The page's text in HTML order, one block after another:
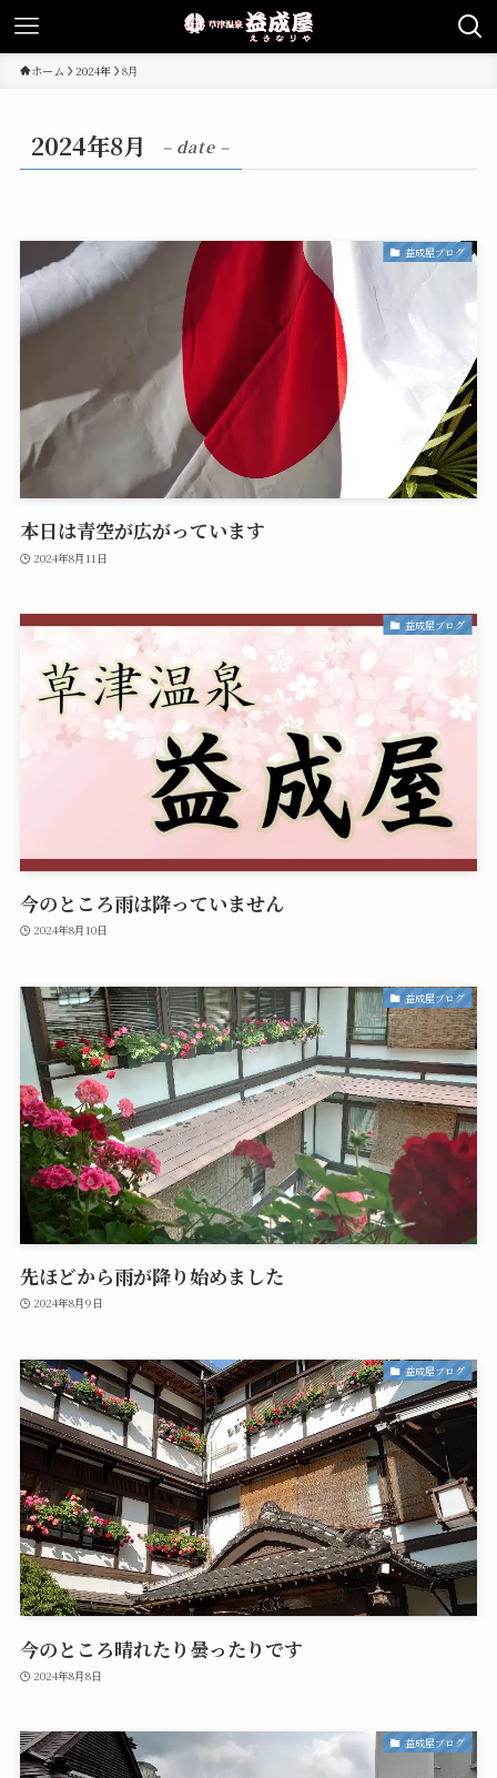
ホーム 2024年 8月
2024年8月 – date –
益成屋ブログ
本日は青空が広がっています
2024年8月11日
益成屋ブログ
今のところ雨は降っていません
2024年8月10日
益成屋ブログ
先ほどから雨が降り始めました
2024年8月9日
益成屋ブログ
今のところ晴れたり曇ったりです
2024年8月8日
益成屋ブログ